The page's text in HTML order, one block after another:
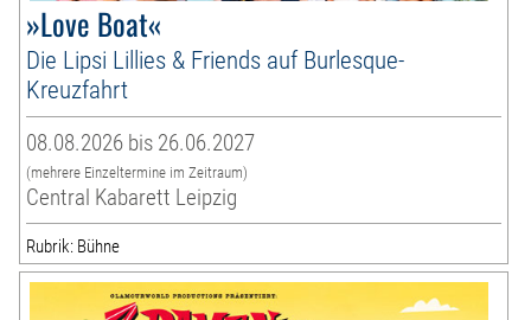
»Love Boat«
Die Lipsi Lillies & Friends auf Burlesque-
Kreuzfahrt
08.08.2026 bis 26.06.2027
(mehrere Einzeltermine im Zeitraum)
Central Kabarett Leipzig
Rubrik: Bühne